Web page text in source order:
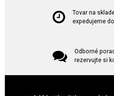
Tovar na
expedujeme
Odborné
rezervujte si